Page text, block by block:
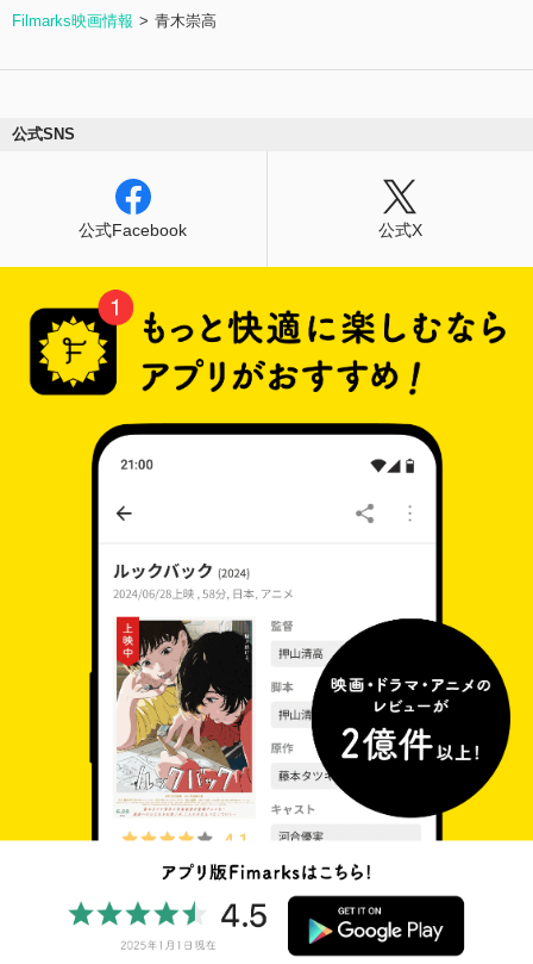
Filmarks映画情報 青木崇高
公式SNS
公式Facebook 公式X